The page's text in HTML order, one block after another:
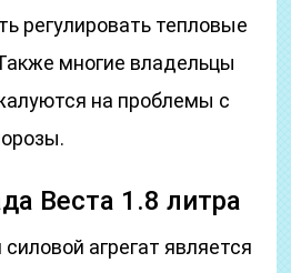
регулировать тепловые
многие владельцы
на проблемы с
Веста 1.8 литра
агрегат является